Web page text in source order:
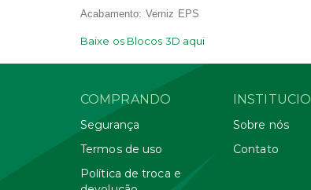
Acabamento: Verniz EPS
Baixe os Blocos 3D aqui
COMPRANDO
Segurança
Termos de uso
Política de troca e
Sobre nós
Contato